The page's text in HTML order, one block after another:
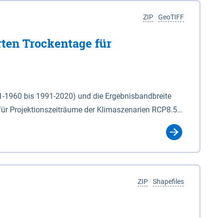
GeoTIFF
ZIP
Trockentage für
bis 1991-2020) und die Ergebnisbandbreite
Projektionszeiträume der Klimaszenarien RCP8.5
(Mai - Okt.) - hwi: Hydrologisches Winterhalbjahr
der Rasterdaten mit Klassenname und
Shapefiles
ZIP